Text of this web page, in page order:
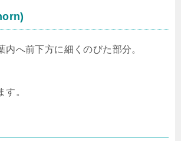
内へ前下方に細くのびた部分。
す。